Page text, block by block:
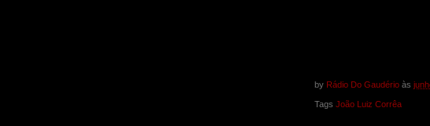
by Rádio Do Gaudério às
Tags João Luiz Corrêa